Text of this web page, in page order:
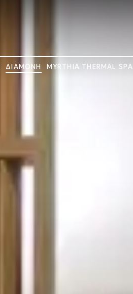
ΔΙΑΜΟΝΗ MYRTHIA THERMAL SPA